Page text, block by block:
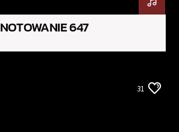
NOTOWANIE 647
31